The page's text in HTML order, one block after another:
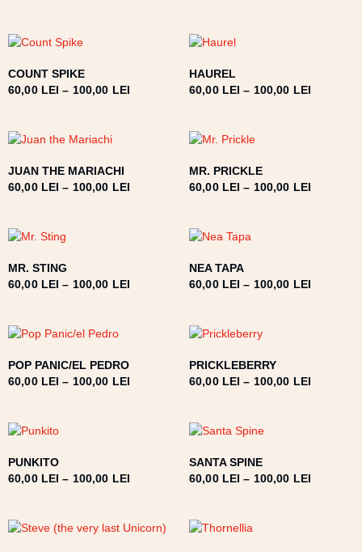
COUNT SPIKE
60,00 LEI – 100,00 LEI
HAUREL
60,00 LEI – 100,00 LEI
JUAN THE MARIACHI
60,00 LEI – 100,00 LEI
MR. PRICKLE
60,00 LEI – 100,00 LEI
MR. STING
60,00 LEI – 100,00 LEI
NEA TAPA
60,00 LEI – 100,00 LEI
POP PANIC/EL PEDRO
60,00 LEI – 100,00 LEI
PRICKLEBERRY
60,00 LEI – 100,00 LEI
PUNKITO
60,00 LEI – 100,00 LEI
SANTA SPINE
60,00 LEI – 100,00 LEI